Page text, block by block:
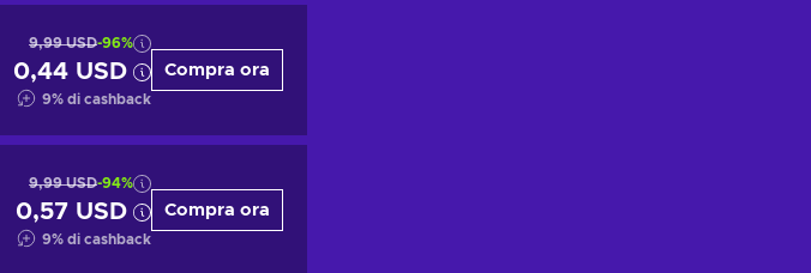
9,99 USD-96%
0,44 USD
9% di cashback
Compra ora
9,99 USD-94%
0,57 USD
9% di cashback
Compra ora